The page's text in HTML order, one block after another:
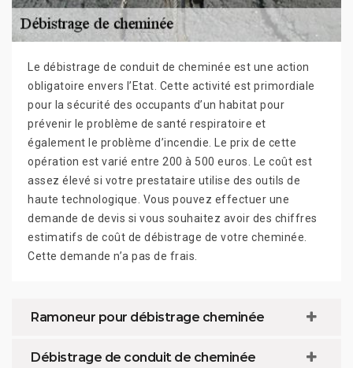
Le débistrage de conduit de cheminée est une action
obligatoire envers l’Etat. Cette activité est primordiale
pour la sécurité des occupants d’un habitat pour
prévenir le problème de santé respiratoire et
également le problème d’incendie. Le prix de cette
opération est varié entre 200 à 500 euros. Le coût est
assez élevé si votre prestataire utilise des outils de
haute technologique. Vous pouvez effectuer une
demande de devis si vous souhaitez avoir des chiffres
estimatifs de coût de débistrage de votre cheminée.
Cette demande n’a pas de frais.
Ramoneur pour débistrage cheminée
Débistrage de conduit de cheminée